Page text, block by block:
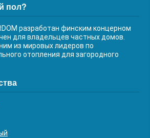
пол?
разработан финским концерном
для владельцев частных домов.
из мировых лидеров по
отопления для загородного